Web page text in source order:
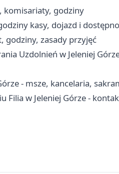
komisariaty, godziny
kasy, dojazd i
godziny, zasady przyjęć
Uzdolnień w Jeleniej
- msze, kancelaria,
Filia w Jeleniej Górze -